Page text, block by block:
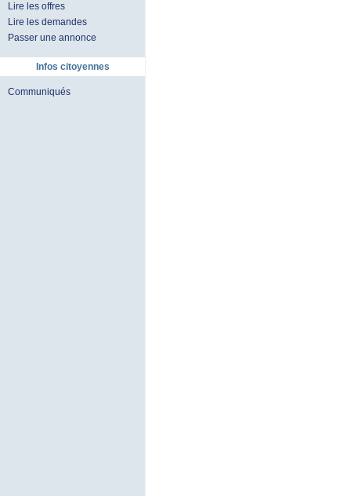
Lire les offres
Lire les demandes
Passer une annonce
Infos citoyennes
Communiqués